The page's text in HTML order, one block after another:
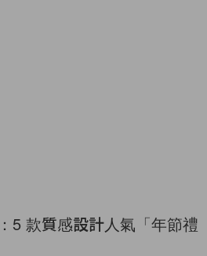
5 款質感設計人氣「年節禮